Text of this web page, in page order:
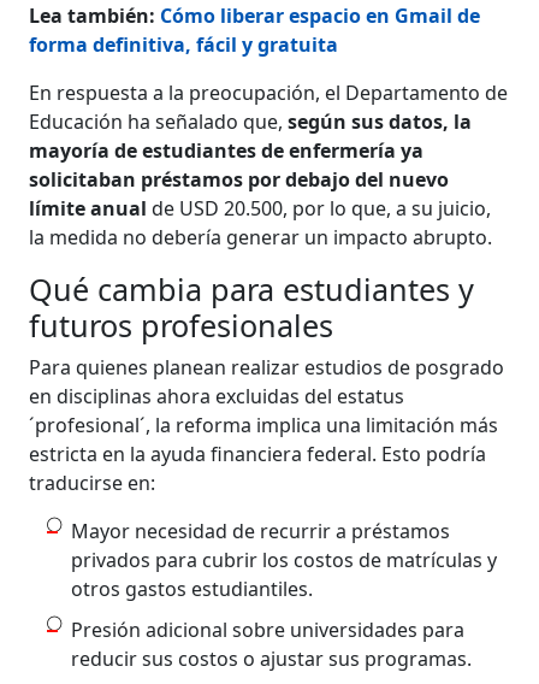
Lea también: Cómo liberar espacio en Gmail de
forma definitiva, fácil y gratuita
En respuesta a la preocupación, el Departamento de
Educación ha señalado que,según sus datos, la
mayoría de estudiantes de enfermería ya
solicitaban préstamos por debajo del nuevo
límite anualde USD 20.500, por lo que, a su juicio,
la medida no debería generar un impacto abrupto.
Qué cambia para estudiantes y
futuros profesionales
Para quienes planean realizar estudios de posgrado
en disciplinas ahora excluidas del estatus
´profesional´, la reforma implica una limitación más
estricta en la ayuda financiera federal. Esto podría
traducirse en:
Mayor necesidad de recurrir a préstamos
privados para cubrir los costos de matrículas y
otros gastos estudiantiles.
Presión adicional sobre universidades para
reducir sus costos o ajustar sus programas.